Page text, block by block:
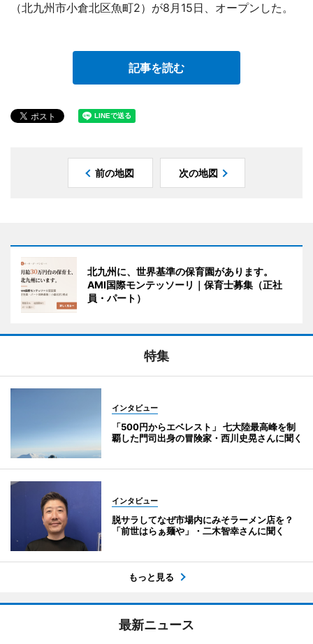
（北九州市小倉北区魚町2）が8月15日、オープンした。
記事を読む
前の地図 次の地図
北九州に、世界基準の保育園があります。
AMI国際モンテッソーリ｜保育士募集（正社
員・パート）
特集
インタビュー
「500円からエベレスト」 七大陸最高峰を制
覇した門司出身の冒険家・西川史晃さんに聞く
インタビュー
脱サラしてなぜ市場内にみそラーメン店を？
「前世はらぁ麺や」・二木智幸さんに聞く
もっと見る
最新ニュース